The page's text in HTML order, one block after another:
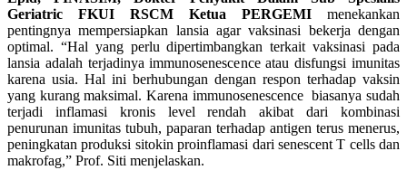
Geriatric FKUI RSCM Ketua PERGEMI menekankan
pentingnya mempersiapkan lansia agar vaksinasi bekerja dengan
optimal. “Hal yang perlu dipertimbangkan terkait vaksinasi pada
lansia adalah terjadinya immunosenescence atau disfungsi imunitas
karena usia. Hal ini berhubungan dengan respon terhadap vaksin
yang kurang maksimal. Karena immunosenescence biasanya sudah
terjadi inflamasi kronis level rendah akibat dari kombinasi
penurunan imunitas tubuh, paparan terhadap antigen terus menerus,
peningkatan produksi sitokin proinflamasi dari senescent T cells dan
makrofag,” Prof. Siti menjelaskan.